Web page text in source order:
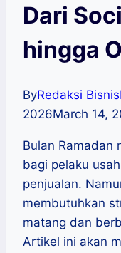
Dari
hingga
ByRedaksi
2026March 14,
Bulan Ramadan
bagi pelaku
penjualan.
membutuhkan
matang dan
Artikel ini akan